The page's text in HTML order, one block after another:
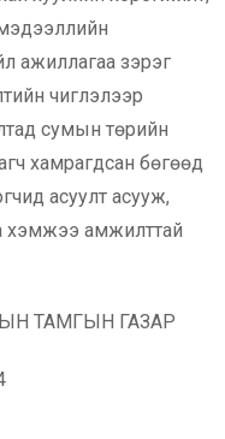
ажиллагаа зэрэг
чиглэлээр
сумын төрийн
хамрагдсан бөгөөд
асуулт асууж,
хэмжээ амжилттай
ТАМГЫН ГАЗАР